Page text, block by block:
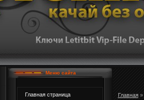
Меню сайта
Главная страница Главная»